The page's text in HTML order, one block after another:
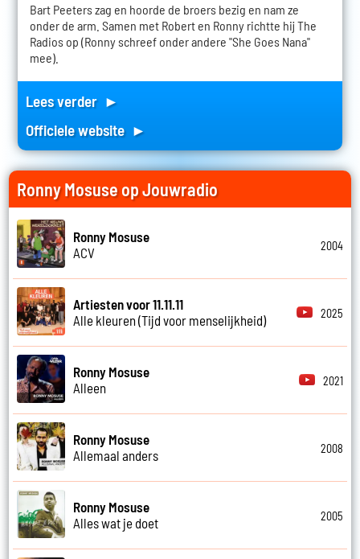
Bart Peeters zag en hoorde de broers bezig en nam ze
onder de arm. Samen met Robert en Ronny richtte hij The
Radios op (Ronny schreef onder andere "She Goes Nana"
mee).
Lees verder ►
Officiele website ►
Ronny Mosuse op Jouwradio
Ronny Mosuse
ACV
2004
Artiesten voor 11.11.11
Alle kleuren (Tijd voor menselijkheid)
2025
Ronny Mosuse
Alleen
2021
Ronny Mosuse
Allemaal anders
2008
Ronny Mosuse
Alles wat je doet
2005